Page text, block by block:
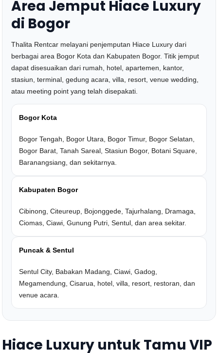
Area Jemput Hiace Luxury
di Bogor
Thalita Rentcar melayani penjemputan Hiace Luxury dari
berbagai area Bogor Kota dan Kabupaten Bogor. Titik jemput
dapat disesuaikan dari rumah, hotel, apartemen, kantor,
stasiun, terminal, gedung acara, villa, resort, venue wedding,
atau meeting point yang telah disepakati.
Bogor Kota
Bogor Tengah, Bogor Utara, Bogor Timur, Bogor Selatan,
Bogor Barat, Tanah Sareal, Stasiun Bogor, Botani Square,
Baranangsiang, dan sekitarnya.
Kabupaten Bogor
Cibinong, Citeureup, Bojonggede, Tajurhalang, Dramaga,
Ciomas, Ciawi, Gunung Putri, Sentul, dan area sekitar.
Puncak & Sentul
Sentul City, Babakan Madang, Ciawi, Gadog,
Megamendung, Cisarua, hotel, villa, resort, restoran, dan
venue acara.
Hiace Luxury untuk Tamu VIP